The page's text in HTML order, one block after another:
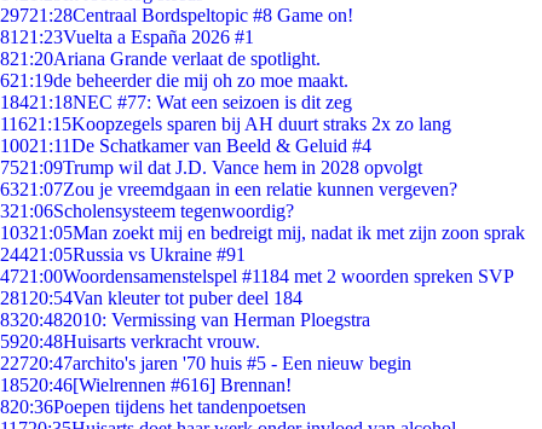
29721:28Centraal Bordspeltopic #8 Game on!
81 21:23Vuelta a España 2026 #1
821:20Ariana Grande verlaat de spotlight.
621:19de beheerder die mij oh zo moe maakt.
18421:18NEC #77: Wat een seizoen is dit zeg
11621:15Koopzegels sparen bij AH duurt straks 2x zo lang
10021:11De Schatkamer van Beeld & Geluid #4
7521:09Trump wil dat J.D. Vance hem in 2028 opvolgt
6321:07Zou je vreemdgaan in een relatie kunnen vergeven?
321:06Scholensysteem tegenwoordig?
10321:05Man zoekt mij en bedreigt mij, nadat ik met zijn zoon sprak
24421:05Russia vs Ukraine #91
4721:00Woordensamenstelspel #1184 met 2 woorden spreken SVP
281 20:54Van kleuter tot puber deel 184
8320:482010: Vermissing van Herman Ploegstra
5920:48Huisarts verkracht vrouw.
22720:47archito's jaren '70 huis #5 - Een nieuw begin
18520:46[Wielrennen #616] Brennan!
820:36Poepen tijdens het tandenpoetsen